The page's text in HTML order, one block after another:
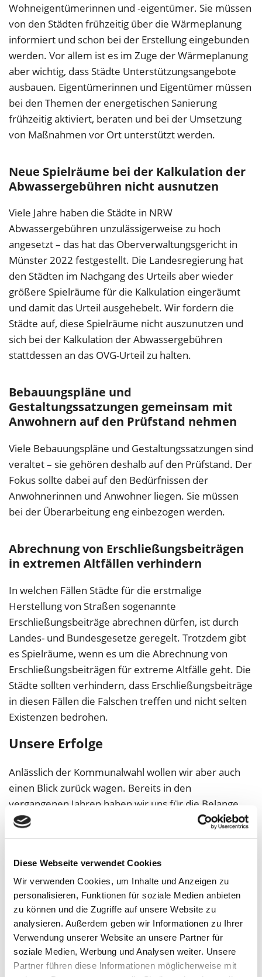
Diese Webseite verwendet Cookies
Wir verwenden Cookies, um Inhalte und Anzeigen zu
personalisieren, Funktionen für soziale Medien anbieten
zu können und die Zugriffe auf unsere Website zu
analysieren. Außerdem geben wir Informationen zu Ihrer
Verwendung unserer Website an unsere Partner für
soziale Medien, Werbung und Analysen weiter. Unsere
Partner führen diese Informationen möglicherweise mit
Wohneigentümerinnen und -eigentümer. Sie müssen
von den Städten frühzeitig über die Wärmeplanung
informiert und schon bei der Erstellung eingebunden
werden. Vor allem ist es im Zuge der Wärmeplanung
aber wichtig, dass Städte Unterstützungsangebote
ausbauen. Eigentümerinnen und Eigentümer müssen
bei den Themen der energetischen Sanierung
frühzeitig aktiviert, beraten und bei der Umsetzung
von Maßnahmen vor Ort unterstützt werden.
Neue Spielräume bei der Kalkulation der
Abwassergebühren nicht ausnutzen
Viele Jahre haben die Städte in NRW
Abwassergebühren unzulässigerweise zu hoch
angesetzt – das hat das Oberverwaltungsgericht in
Münster 2022 festgestellt. Die Landesregierung hat
den Städten im Nachgang des Urteils aber wieder
größere Spielräume für die Kalkulation eingeräumt
und damit das Urteil ausgehebelt. Wir fordern die
Städte auf, diese Spielräume nicht auszunutzen und
sich bei der Kalkulation der Abwassergebühren
stattdessen an das OVG-Urteil zu halten.
Bebauungspläne und
Gestaltungssatzungen gemeinsam mit
Anwohnern auf den Prüfstand nehmen
Viele Bebauungspläne und Gestaltungssatzungen sind
veraltet – sie gehören deshalb auf den Prüfstand. Der
Fokus sollte dabei auf den Bedürfnissen der
Anwohnerinnen und Anwohner liegen. Sie müssen
bei der Überarbeitung eng einbezogen werden.
Abrechnung von Erschließungsbeiträgen
in extremen Altfällen verhindern
In welchen Fällen Städte für die erstmalige
Herstellung von Straßen sogenannte
Erschließungsbeiträge abrechnen dürfen, ist durch
Landes- und Bundesgesetze geregelt. Trotzdem gibt
es Spielräume, wenn es um die Abrechnung von
Erschließungsbeiträgen für extreme Altfälle geht. Die
Städte sollten verhindern, dass Erschließungsbeiträge
in diesen Fällen die Falschen treffen und nicht selten
Existenzen bedrohen.
Unsere Erfolge
Anlässlich der Kommunalwahl wollen wir aber auch
einen Blick zurück wagen. Bereits in den
vergangenen Jahren haben wir uns für die Belange
unserer Mitglieder in den Städten stark gemacht und
einige Erfolge verzeichnen können:
Grundsteuer-Hebesätze beschlossen
Durch unser Engagement haben wir in vielen NRW-
Städten einen kollektiven Anstieg der Grundsteuer
für Wohngrundstücke verhindert. Auch wenn die
getrennten